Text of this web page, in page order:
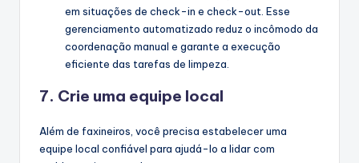
em situações de check-in e check-out. Esse
gerenciamento automatizado reduz o incômodo da
coordenação manual e garante a execução
eficiente das tarefas de limpeza.
7. Crie uma equipe local
Além de faxineiros, você precisa estabelecer uma
equipe local confiável para ajudá-lo a lidar com